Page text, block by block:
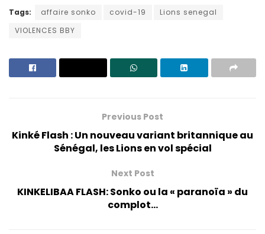
Tags: affaire sonko covid-19
Lions senegal
VIOLENCES BBY
Previous Post
Kinké Flash : Un nouveau variant britannique au
Sénégal, les Lions en vol spécial
Next Post
KINKELIBAA FLASH: Sonko ou la « paranoïa » du
complot…